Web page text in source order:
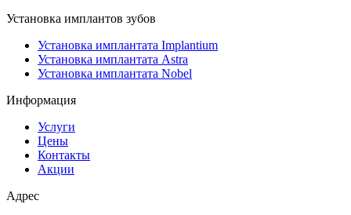
Установка имплантов зубов
Установка имплантата Implantium
Установка имплантата Astra
Установка имплантата Nobel
Информация
Услуги
Цены
Контакты
Акции
Адрес